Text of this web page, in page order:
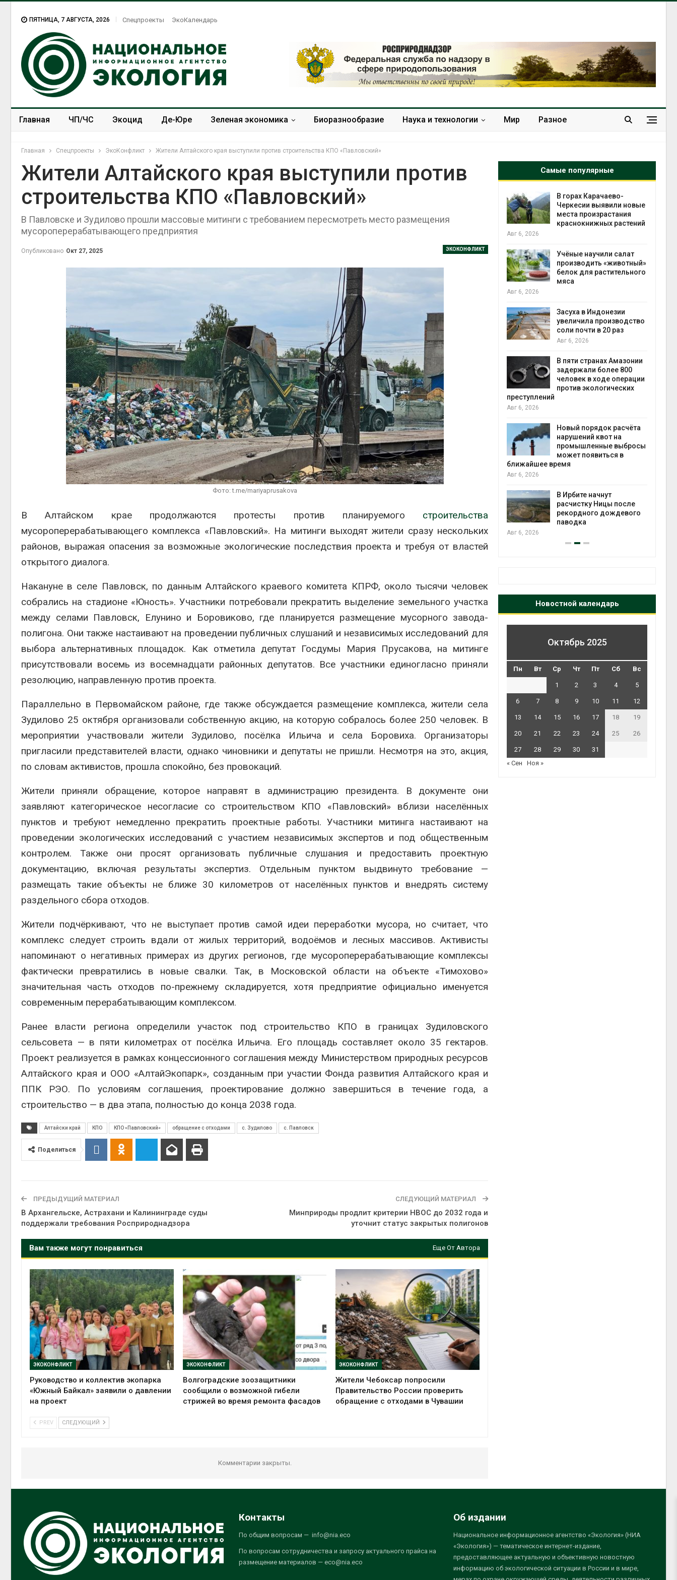
ПЯТНИЦА, 7 АВГУСТА, 2026 Спецпроекты ЭкоКалендарь
Главная ЧП/ЧС Экоцид Де-Юре Зеленая экономика Биоразнообразие Наука и технологии Мир Разное
Главная Спецпроекты ЭкоКонфликт Жители Алтайского края выступили против строительства КПО «Павловский»
Жители Алтайского края выступили против
строительства КПО «Павловский»
В Павловске и Зудилово прошли массовые митинги с требованием пересмотреть место размещения
мусороперерабатывающего предприятия
ЭКОКОНФЛИКТ
Опубликовано Окт 27, 2025
Фото: t.me/mariyaprusakova
В Алтайском крае продолжаются протесты против планируемого строительства
мусороперерабатывающего комплекса «Павловский». На митинги выходят жители сразу нескольких
районов, выражая опасения за возможные экологические последствия проекта и требуя от властей
открытого диалога.
Накануне в селе Павловск, по данным Алтайского краевого комитета КПРФ, около тысячи человек
собрались на стадионе «Юность». Участники потребовали прекратить выделение земельного участка
между селами Павловск, Елунино и Боровиково, где планируется размещение мусорного завода-
полигона. Они также настаивают на проведении публичных слушаний и независимых исследований для
выбора альтернативных площадок. Как отметила депутат Госдумы Мария Прусакова, на митинге
присутствовали восемь из восемнадцати районных депутатов. Все участники единогласно приняли
резолюцию, направленную против проекта.
Параллельно в Первомайском районе, где также обсуждается размещение комплекса, жители села
Зудилово 25 октября организовали собственную акцию, на которую собралось более 250 человек. В
мероприятии участвовали жители Зудилово, посёлка Ильича и села Боровиха. Организаторы
пригласили представителей власти, однако чиновники и депутаты не пришли. Несмотря на это, акция,
по словам активистов, прошла спокойно, без провокаций.
Жители приняли обращение, которое направят в администрацию президента. В документе они
заявляют категорическое несогласие со строительством КПО «Павловский» вблизи населённых
пунктов и требуют немедленно прекратить проектные работы. Участники митинга настаивают на
проведении экологических исследований с участием независимых экспертов и под общественным
контролем. Также они просят организовать публичные слушания и предоставить проектную
документацию, включая результаты экспертиз. Отдельным пунктом выдвинуто требование —
размещать такие объекты не ближе 30 километров от населённых пунктов и внедрять систему
раздельного сбора отходов.
Жители подчёркивают, что не выступает против самой идеи переработки мусора, но считает, что
комплекс следует строить вдали от жилых территорий, водоёмов и лесных массивов. Активисты
напоминают о негативных примерах из других регионов, где мусороперерабатывающие комплексы
фактически превратились в новые свалки. Так, в Московской области на объекте «Тимохово»
значительная часть отходов по-прежнему складируется, хотя предприятие официально именуется
современным перерабатывающим комплексом.
Ранее власти региона определили участок под строительство КПО в границах Зудиловского
сельсовета — в пяти километрах от посёлка Ильича. Его площадь составляет около 35 гектаров.
Проект реализуется в рамках концессионного соглашения между Министерством природных ресурсов
Алтайского края и ООО «АлтайЭкопарк», созданным при участии Фонда развития Алтайского края и
ППК РЭО. По условиям соглашения, проектирование должно завершиться в течение года, а
строительство — в два этапа, полностью до конца 2038 года.
Алтайски край КПО КПО «Павловский» обращение с отходами с. Зудилово с. Павловск
Поделиться
ПРЕДЫДУЩИЙ МАТЕРИАЛ
В Архангельске, Астрахани и Калининграде суды
поддержали требования Росприроднадзора
СЛЕДУЮЩИЙ МАТЕРИАЛ
Минприроды продлит критерии НВОС до 2032 года и
уточнит статус закрытых полигонов
Вам также могут понравиться Еще От Автора
ЭКОКОНФЛИКТ
Руководство и коллектив экопарка
«Южный Байкал» заявили о давлении
на проект
ЭКОКОНФЛИКТ
Волгоградские зоозащитники
сообщили о возможной гибели
стрижей во время ремонта фасадов
ЭКОКОНФЛИКТ
Жители Чебоксар попросили
Правительство России проверить
обращение с отходами в Чувашии
PREV СЛЕДУЮЩИЙ
Комментарии закрыты.
Самые популярные
В Домодедове
ликвидируют
последствия разлива
химикатов после пожара
солнечных панелей для
бизнеса
Авг 6, 2026
Москвариум отметит 11-
летие трёхдневным
фестивалем
Авг 5, 2026
В Кении противников
строительства АЭС
проверяют по статье о
терроризме
Авг 5, 2026
Суд запретил
использовать
крокодилов для охраны
Авг 5, 2026
пресной воды
В китайской провинции
Авг 6, 2026
МЕГА и ВкусВилл
установили
экообменники для сбора
вторсырья
Авг 6, 2026
Учёные предложили
получать питьевую воду
из воздуха с помощью
ветра
Авг 6, 2026
Приложение «Экопульс»
для контроля мусорных
площадок запустят в
сентябре
Авг 6, 2026
Европа теряет всё
вредителей и рубок
В горах Карачаево-
Черкесии выявили новые
места произрастания
краснокнижных растений
Авг 6, 2026
Учёные научили салат
производить «животный»
белок для растительного
мяса
Авг 6, 2026
Засуха в Индонезии
увеличила производство
соли почти в 20 раз
Авг 6, 2026
В пяти странах Амазонии
задержали более 800
человек в ходе операции
против экологических
преступлений
Авг 6, 2026
Новый порядок расчёта
нарушений квот на
промышленные выбросы
может появиться в
ближайшее время
Авг 6, 2026
В Ирбите начнут
расчистку Ницы после
рекордного дождевого
паводка
Авг 6, 2026
Новостной календарь
Октябрь 2025
Пн Вт Ср Чт Пт Сб Вс
1 2 3 4 5
6 7 8 9 10 11 12
13 14 15 16 17 18 19
20 21 22 23 24 25 26
27 28 29 30
31
« Сен
Ноя »
Контакты
По общим вопросам — info@nia.eco
По вопросам сотрудничества и запросу актуального прайса на
размещение материалов — eco@nia.eco
Об издании
Национальное информационное агентство «Экология» (НИА
«Экология») — тематическое интернет-издание,
предоставляющее актуальную и объективную новостную
информацию об экологической ситуации в России и в мире,